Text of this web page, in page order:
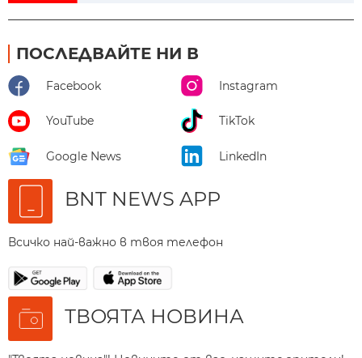
ПОСЛЕДВАЙТЕ НИ В
Facebook Instagram
YouTube TikTok
Google News LinkedIn
BNT NEWS APP
Всичко най-важно в твоя телефон
ТВОЯТА НОВИНА